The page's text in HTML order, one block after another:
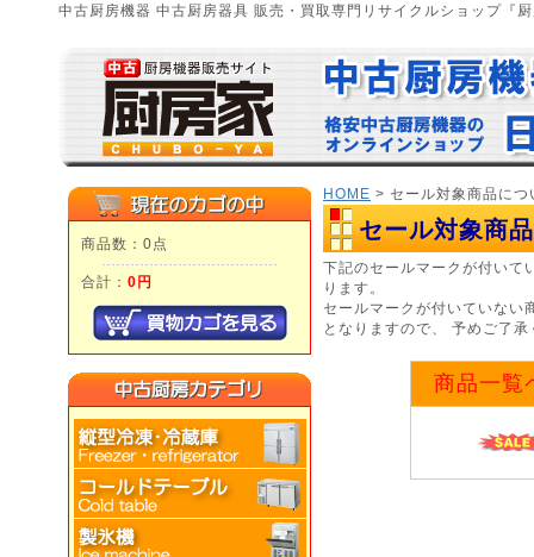
中古厨房機器 中古厨房器具 販売・買取専門リサイクルショップ『
商品数：0点
合計： 0円
HOME > セール対象商品につ
セール対象商
下記のセールマークが付いて
ります。
セールマークが付いていない
となりますので、 予めご了承
商品一覧